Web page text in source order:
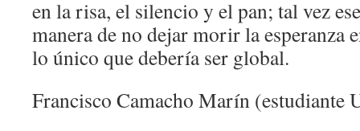
en la risa, el silencio y el pan; tal vez
manera de no dejar morir la esperanza
lo único que debería ser global.
Francisco Camacho Marín (estudiante